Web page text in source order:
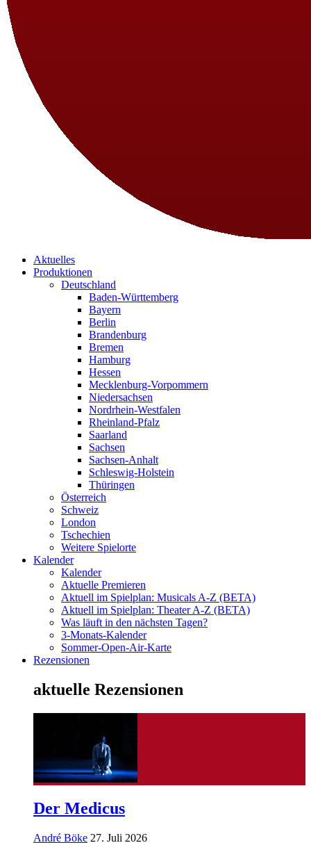
Aktuelles
Produktionen
Deutschland
Baden-Württemberg
Bayern
Berlin
Brandenburg
Bremen
Hamburg
Hessen
Mecklenburg-Vorpommern
Niedersachsen
Nordrhein-Westfalen
Rheinland-Pfalz
Saarland
Sachsen
Sachsen-Anhalt
Schleswig-Holstein
Thüringen
Österreich
Schweiz
London
Tschechien
Weitere Spielorte
Kalender
Kalender
Aktuelle Premieren
Aktuell im Spielplan: Musicals A-Z (BETA)
Aktuell im Spielplan: Theater A-Z (BETA)
Was läuft in den nächsten Tagen?
3-Monats-Kalender
Sommer-Open-Air-Karte
Rezensionen
aktuelle Rezensionen
Der Medicus
André Böke 27. Juli 2026